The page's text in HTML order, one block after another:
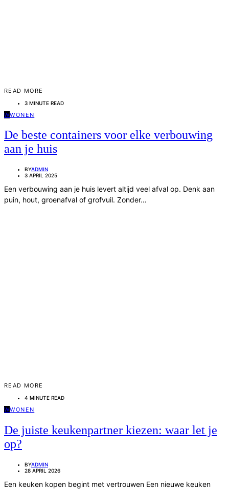
READ MORE
3 MINUTE READ
WWONEN
De beste containers voor elke verbouwing
aan je huis
BYADMIN
3 APRIL 2025
Een verbouwing aan je huis levert altijd veel afval op. Denk aan
puin, hout, groenafval of grofvuil. Zonder…
READ MORE
4 MINUTE READ
WWONEN
De juiste keukenpartner kiezen: waar let je
op?
BYADMIN
28 APRIL 2026
Een keuken kopen begint met vertrouwen Een nieuwe keuken